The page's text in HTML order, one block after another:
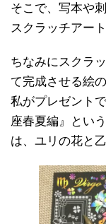
そこで、写本や
スクラッチアー
ちなみにスクラ
て完成させる絵の
私がプレゼント
座春夏編』とい
は、ユリの花と